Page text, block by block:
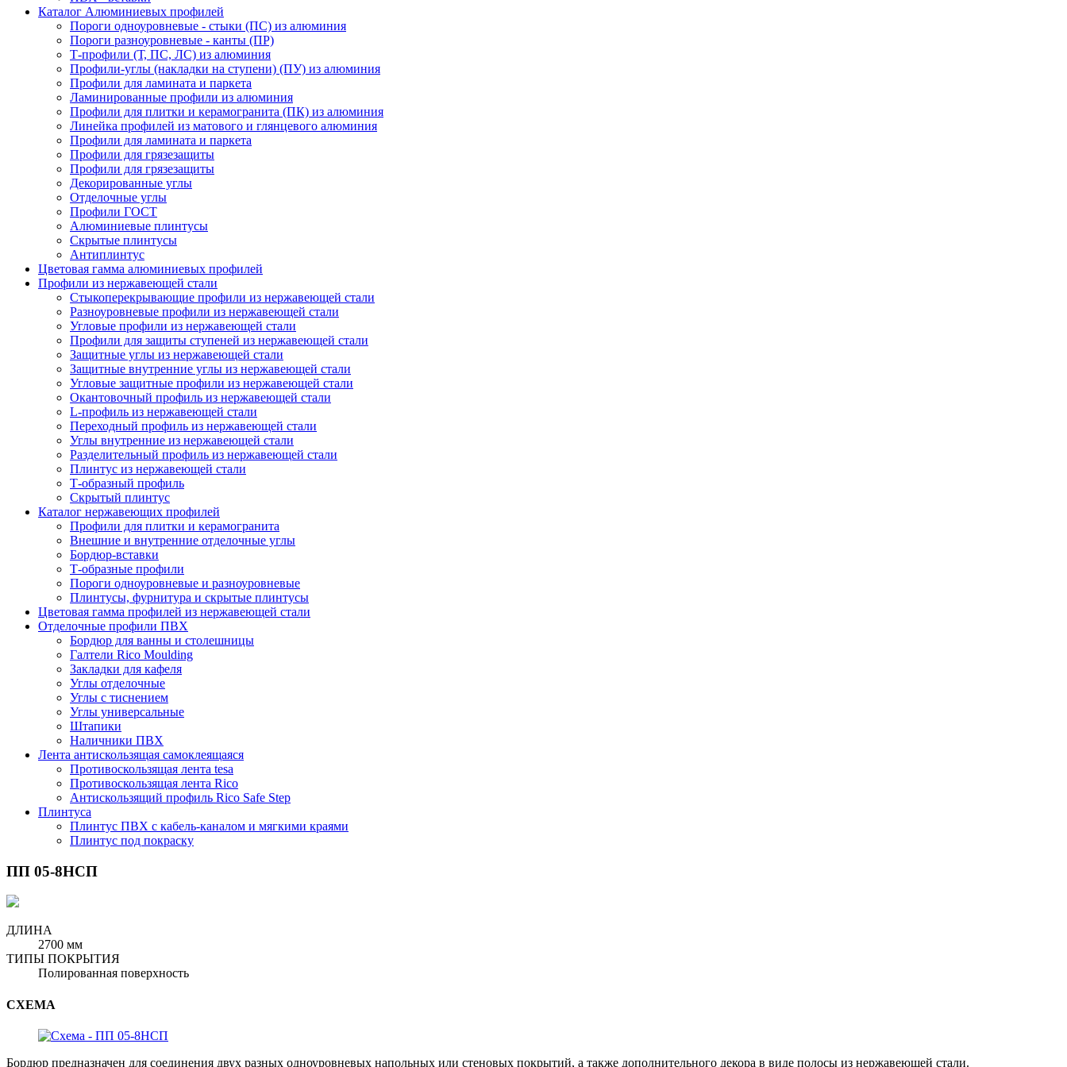
Каталог Алюминиевых профилей
Пороги одноуровневые - стыки (ПС) из алюминия
Пороги разноуровневые - канты (ПР)
Т-профили (Т, ПС, ЛС) из алюминия
Профили-углы (накладки на ступени) (ПУ) из алюминия
Профили для ламината и паркета
Ламинированные профили из алюминия
Профили для плитки и керамогранита (ПК) из алюминия
Линейка профилей из матового и глянцевого алюминия
Профили для ламината и паркета
Профили для грязезащиты
Профили для грязезащиты
Декорированные углы
Отделочные углы
Профили ГОСТ
Алюминиевые плинтусы
Скрытые плинтусы
Антиплинтус
Цветовая гамма алюминиевых профилей
Профили из нержавеющей стали
Стыкоперекрывающие профили из нержавеющей стали
Разноуровневые профили из нержавеющей стали
Угловые профили из нержавеющей стали
Профили для защиты ступеней из нержавеющей стали
Защитные углы из нержавеющей стали
Защитные внутренние углы из нержавеющей стали
Угловые защитные профили из нержавеющей стали
Окантовочный профиль из нержавеющей стали
L-профиль из нержавеющей стали
Переходный профиль из нержавеющей стали
Углы внутренние из нержавеющей стали
Разделительный профиль из нержавеющей стали
Плинтус из нержавеющей стали
Т-образный профиль
Скрытый плинтус
Каталог нержавеющих профилей
Профили для плитки и керамогранита
Внешние и внутренние отделочные углы
Бордюр-вставки
Т-образные профили
Пороги одноуровневые и разноуровневые
Плинтусы, фурнитура и скрытые плинтусы
Цветовая гамма профилей из нержавеющей стали
Отделочные профили ПВХ
Бордюр для ванны и столешницы
Галтели Rico Moulding
Закладки для кафеля
Углы отделочные
Углы с тиснением
Углы универсальные
Штапики
Наличники ПВХ
Лента антискользящая самоклеящаяся
Противоскользящая лента tesa
Противоскользящая лента Rico
Антискользящий профиль Rico Safe Step
Плинтуса
Плинтус ПВХ с кабель-каналом и мягкими краями
Плинтус под покраску
ПП 05-8НСП
ДЛИНА
2700 мм
ТИПЫ ПОКРЫТИЯ
Полированная поверхность
СХЕМА
Бордюр предназначен для соединения двух разных одноуровневых напольных или стеновых покрытий, а также дополнительного декора в виде полосы из нержавеющей стали.